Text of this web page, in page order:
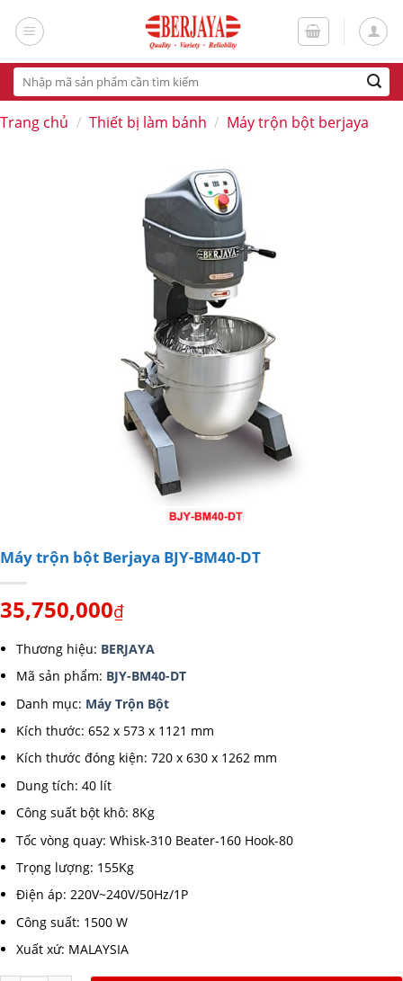
Tìm
kiếm:
Trang chủ / Thiết bị làm bánh / Máy trộn bột berjaya
Máy trộn bột Berjaya BJY-BM40-DT
35,750,000₫
Thương hiệu: BERJAYA
Mã sản phẩm: BJY-BM40-DT
Danh mục: Máy Trộn Bột
Kích thước: 652 x 573 x 1121 mm
Kích thước đóng kiện: 720 x 630 x 1262 mm
Dung tích: 40 lít
Công suất bột khô: 8Kg
Tốc vòng quay: Whisk-310 Beater-160 Hook-80
Trọng lượng: 155Kg
Điện áp: 220V~240V/50Hz/1P
Công suất: 1500 W
Xuất xứ: MALAYSIA